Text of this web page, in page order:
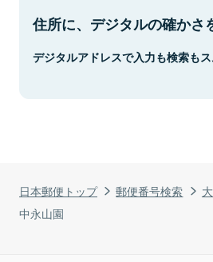
日本郵便トップ 郵便番号検索
中永山園
住所に、デジタルの確かさ
デジタルアドレスで入力も検索もス